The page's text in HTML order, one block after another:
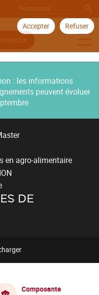
Accepter Refuser
: les informations
peuvent évoluer
en agro-alimentaire
DE
Composante